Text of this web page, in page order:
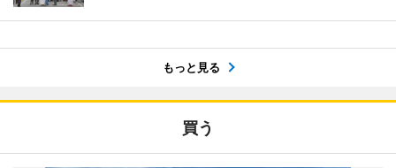
もっと見る
買う